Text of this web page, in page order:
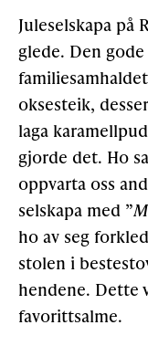
Juleselskapa på
glede. Den
oksesteik,
laga
gjorde det. Ho
oppvarta oss
selskapa med ”
ho av seg
stolen i
hendene. Dette
favorittsalme.